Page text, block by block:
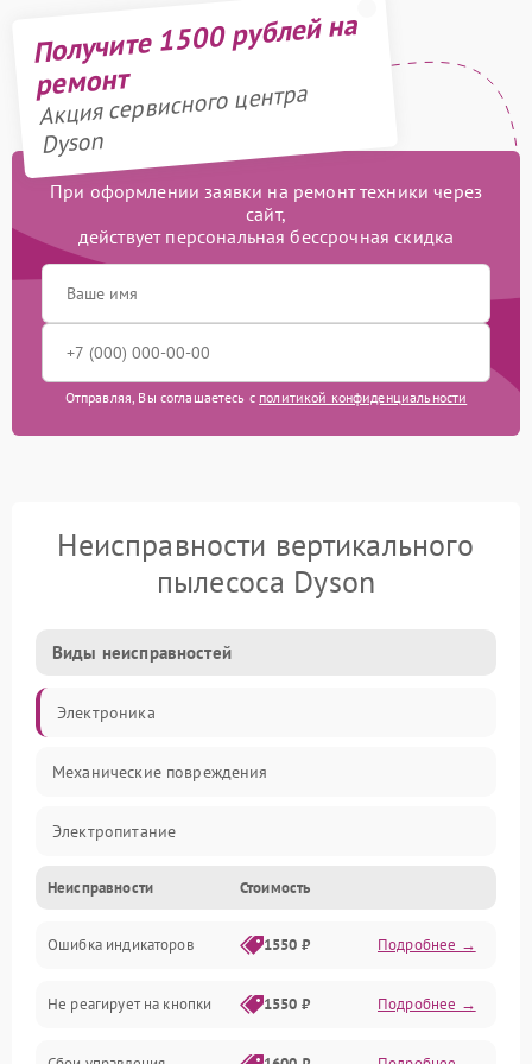
Получите 1500 рублей на
ремонт
Акция сервисного центра
Dyson
При оформлении заявки на ремонт техники через
сайт,
действует персональная бессрочная скидка
Отправляя, Вы соглашаетесь с политикой конфиденциальности
Неисправности вертикального
пылесоса Dyson
Виды неисправностей
Электроника
Механические повреждения
Электропитание
Механика
Аккумулятор
Работа системы
Неисправности Стоимость
Ошибка индикаторов 1550 ₽ Подробнее →
Не реагирует на кнопки 1550 ₽ Подробнее →